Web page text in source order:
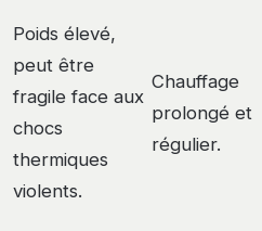
Poids élevé,
peut être
fragile face aux
chocs
thermiques
violents.
Chauffage
prolongé et
régulier.